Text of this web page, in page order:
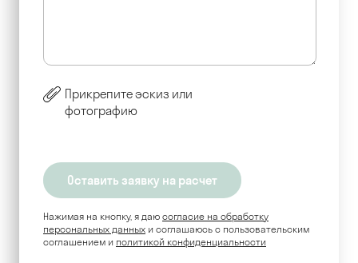
Прикрепите эскиз или
фотографию
Нажимая на кнопку, я даю согласие на обработку
персональных данных и соглашаюсь c пользовательским
соглашением и политикой конфиденциальности